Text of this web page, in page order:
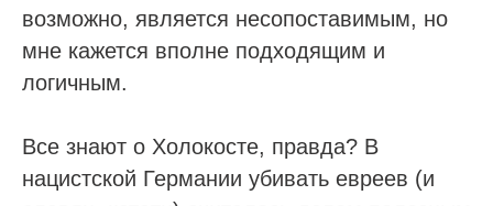
возможно, является несопоставимым, но
мне кажется вполне подходящим и
логичным.
Все знают о Холокосте, правда? В
нацистской Германии убивать евреев (и